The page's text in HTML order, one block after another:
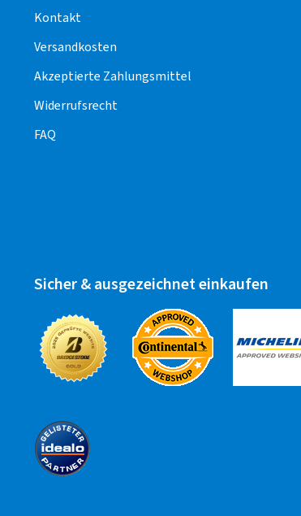
Kontakt
Versandkosten
Akzeptierte Zahlungsmittel
Widerrufsrecht
FAQ
Sicher & ausgezeichnet einkaufen